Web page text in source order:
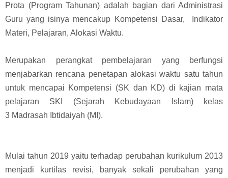
Prota (Program Tahunan) adalah bagian dari Administrasi
Guru yang isinya mencakup Kompetensi Dasar, Indikator
Materi, Pelajaran, Alokasi Waktu.
Merupakan perangkat pembelajaran yang berfungsi
menjabarkan rencana penetapan alokasi waktu satu tahun
untuk mencapai Kompetensi (SK dan KD) di kajian mata
pelajaran SKI (Sejarah Kebudayaan Islam) kelas
3 Madrasah Ibtidaiyah (MI).
Mulai tahun 2019 yaitu terhadap perubahan kurikulum 2013
menjadi kurtilas revisi, banyak sekali perubahan yang